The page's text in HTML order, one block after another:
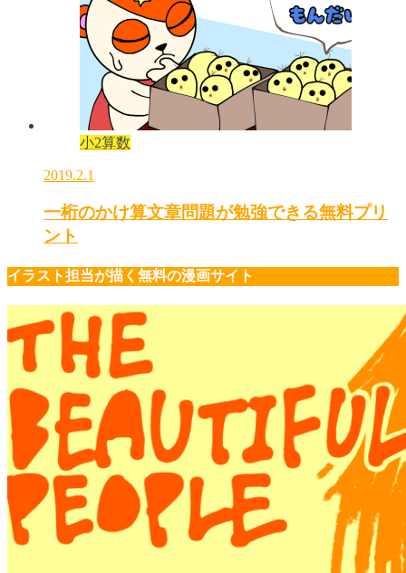
小2算数
2019.2.1
一桁のかけ算文章問題が勉強できる無料プリ
ント
イラスト担当が描く無料の漫画サイト